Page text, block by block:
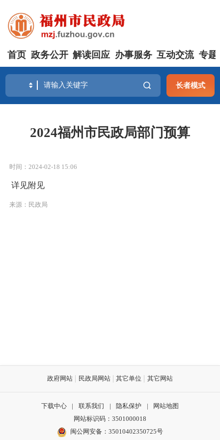
首页 政务公开 解读回应 办事服务 互动交流 专题
长者模式
2024福州市民政局部门预算
时间：2024-02-18 15:06
详见附见
来源：民政局
政府网站 民政局网站 其它单位 其它网站
下载中心 | 联系我们 | 隐私保护 |
网站地图
网站标识码：3501000018
闽公网安备：35010402350725号